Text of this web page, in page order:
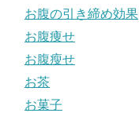
お腹の引き締め効果
お腹痩せ
お腹瘦せ
お茶
お菓子